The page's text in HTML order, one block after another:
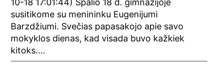
10-18 17:01:44) Spalio 18 d. gimnazijoje
susitikome su menininku Eugenijumi
Barzdžiumi. Svečias papasakojo apie savo
mokyklos dienas, kad visada buvo kažkiek
kitoks.…